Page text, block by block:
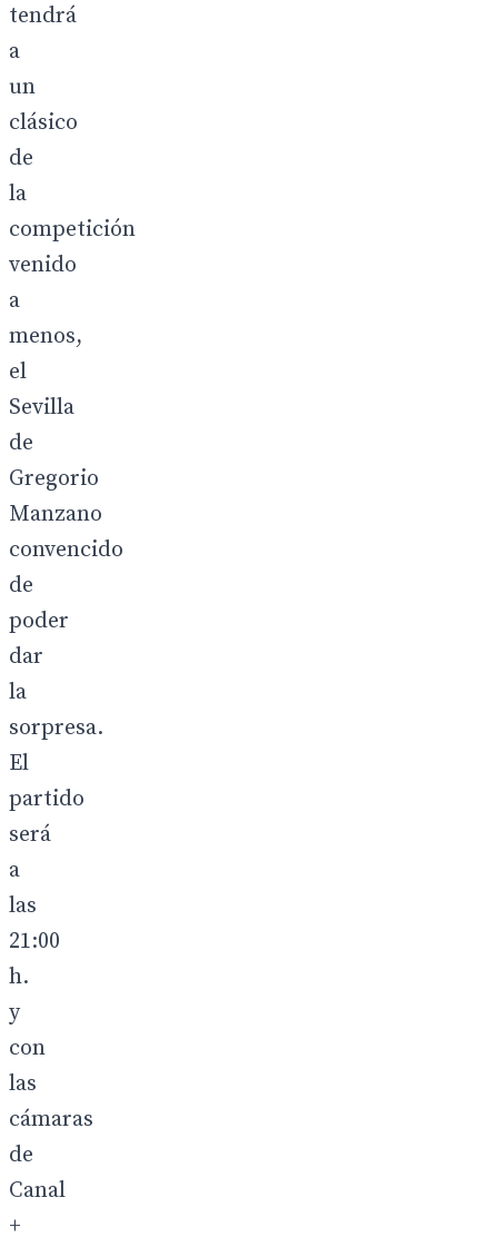
tendrá
a
un
clásico
de
la
competición
venido
a
menos,
el
Sevilla
de
Gregorio
Manzano
convencido
de
poder
dar
la
sorpresa.
El
partido
será
a
las
21:00
h.
y
con
las
cámaras
de
Canal
+